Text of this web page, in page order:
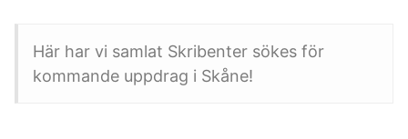
Här har vi samlat Skribenter sökes för
kommande uppdrag i Skåne!